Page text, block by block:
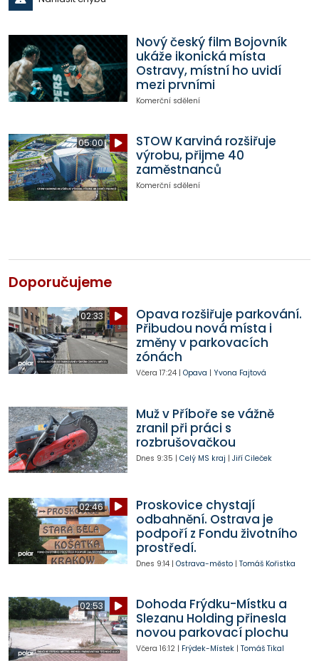
Nový český film Bojovník
ukáže ikonická místa
Ostravy, místní ho uvidí
mezi prvními
Komerční sdělení
05:00
STOW Karviná rozšiřuje
výrobu, přijme 40
zaměstnanců
Komerční sdělení
Doporučujeme
02:33
Opava rozšiřuje parkování.
Přibudou nová místa i
změny v parkovacích
zónách
Včera 17:24| Opava | Yvona Fajtová
Muž v Příboře se vážně
zranil při práci s
rozbrušovačkou
Dnes 9:35 | Celý MS kraj | Jiří Cileček
02:46
Proskovice chystají
odbahnění. Ostrava je
podpoří z Fondu životního
prostředí.
Dnes 9:14| Ostrava-město| Tomáš Kořistka
02:53
Dohoda Frýdku-Místku a
Slezanu Holding přinesla
novou parkovací plochu
Včera 16:12| Frýdek-Místek| Tomáš Tikal